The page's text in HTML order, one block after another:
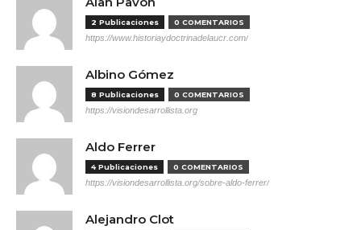
2 Publicaciones 0 COMENTARIOS
https://www.historiaydoctrinadelaucr.com/
Albino Gómez
8 Publicaciones 0 COMENTARIOS
https://visiondesarrollista.org
Aldo Ferrer
4 Publicaciones 0 COMENTARIOS
https://visiondesarrollista.org/sobre-aldo-ferrer/
Alejandro Clot